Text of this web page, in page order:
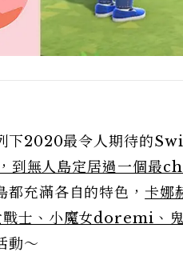
下2020最令人期待的
到無人島定居過一個最
都充滿各自的特色，卡娜
戰士、小魔女doremi、
動～